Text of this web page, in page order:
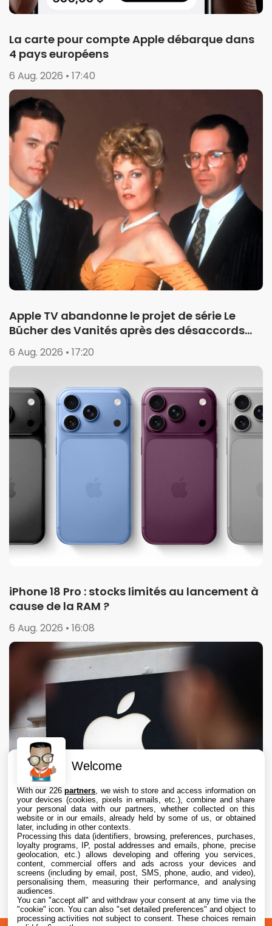
La carte pour compte Apple débarque dans
4 pays européens
6 Aug. 2026 • 17:40
Apple TV abandonne le projet de série Le
Bûcher des Vanités après des désaccords
créatifs
6 Aug. 2026 • 17:20
iPhone 18 Pro : stocks limités au lancement à
cause de la RAM ?
6 Aug. 2026 • 16:08
Apple échoue à obtenir de la RAM chinoise
moins chère
6 Aug. 2026 • 14:57
Welcome
With our 226partners , we wish to store and access information on
your devices (cookies, pixels in emails, etc.), combine and share
your personal data with our partners, whether collected on this
website or in our emails, already held by some of us, or obtained
later, including in other contexts.
Processing this data (identifiers, browsing, preferences, purchases,
loyalty programs, IP, postal addresses and emails, phone, precise
geolocation, etc.) allows developing and offering you services,
content, commercial offers and ads across your devices and
screens (including by email, post, SMS, phone, audio, and video),
personalising them, measuring their performance, and analysing
audiences.
You can "accept all" and withdraw your consent at any time via the
"cookie" icon. You can also "set detailed preferences" and object to
processing activities not subject to consent. These choices remain